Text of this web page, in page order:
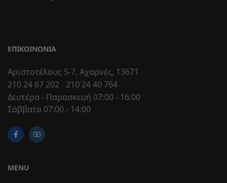
ΕΠΙΚΟΙΝΩΝΊΑ
Αριστοτέλους 5-7, Αχαρνές, 13671
210 24 67 202 - 210 24 40 764
Δευτέρα - Παρασκευή 07:00 - 16:00
Σάββατο 07:00 - 14:00
MENU